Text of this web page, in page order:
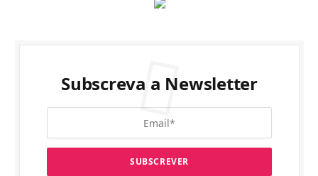
Subscreva a Newsletter